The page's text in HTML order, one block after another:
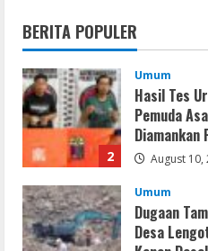
BERITA POPULER
1
2
Umum
Hasil Tes
Pemuda
Diamankan
August 10,
Umum
Dugaan
Desa